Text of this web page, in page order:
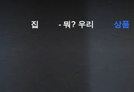
집 - 뭐? 우리 상품